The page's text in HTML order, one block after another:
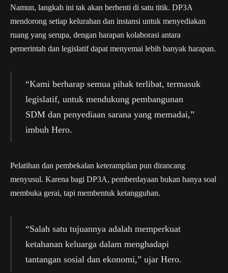
Namun, langkah ini tak akan berhenti di satu titik. DP3A
mendorong setiap kelurahan dan instansi untuk menyediakan
ruang yang serupa, dengan harapan kolaborasi antara
pemerintah dan legislatif dapat menyemai lebih banyak harapan.
“Kami berharap semua pihak terlibat, termasuk
legislatif, untuk mendukung pembangunan
SDM dan penyediaan sarana yang memadai,”
imbuh Hero.
Pelatihan dan pembekalan keterampilan pun dirancang
menyusul. Karena bagi DP3A, pemberdayaan bukan hanya soal
membuka gerai, tapi membentuk ketangguhan.
“Salah satu tujuannya adalah memperkuat
ketahanan keluarga dalam menghadapi
tantangan sosial dan ekonomi,” ujar Hero.